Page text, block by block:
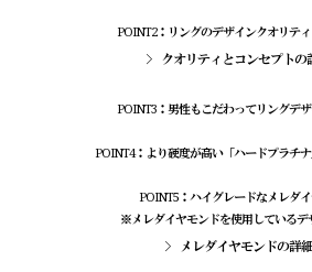
POINT2：リングのデザインクオリテ
クオリティとコンセプトの
POINT3：男性もこだわってリングデ
POINT4：より硬度が高い「ハードプラチ
POINT5：ハイグレードなメレダ
※メレダイヤモンドを使用しているデ
メレダイヤモンドの詳